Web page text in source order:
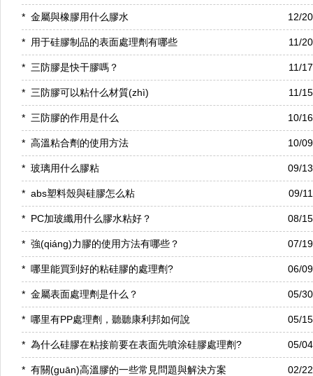
* 金屬與橡膠用什么膠水 12/20
* 用于硅膠制品的表面處理劑有哪些 11/20
* 三防膠是快干膠嗎？ 11/17
* 三防膠可以粘什么材質(zhì) 11/15
* 三防膠的作用是什么 10/16
* 高溫粘合劑的使用方法 10/09
* 玻璃用什么膠粘 09/13
* abs塑料殼與硅膠怎么粘 09/11
* PC加玻纖用什么膠水粘好？ 08/15
* 強(qiáng)力膠的使用方法有哪些？ 07/19
* 哪里能買到好的粘硅膠的處理劑? 06/09
* 金屬表面處理劑是什么？ 05/30
* 哪里有PP處理劑，聽聽康利邦如何說 05/15
* 為什么硅膠在粘接前要在表面先噴涂硅膠處理劑? 05/04
* 有關(guān)高溫膠的一些常見問題與解決方案 02/22